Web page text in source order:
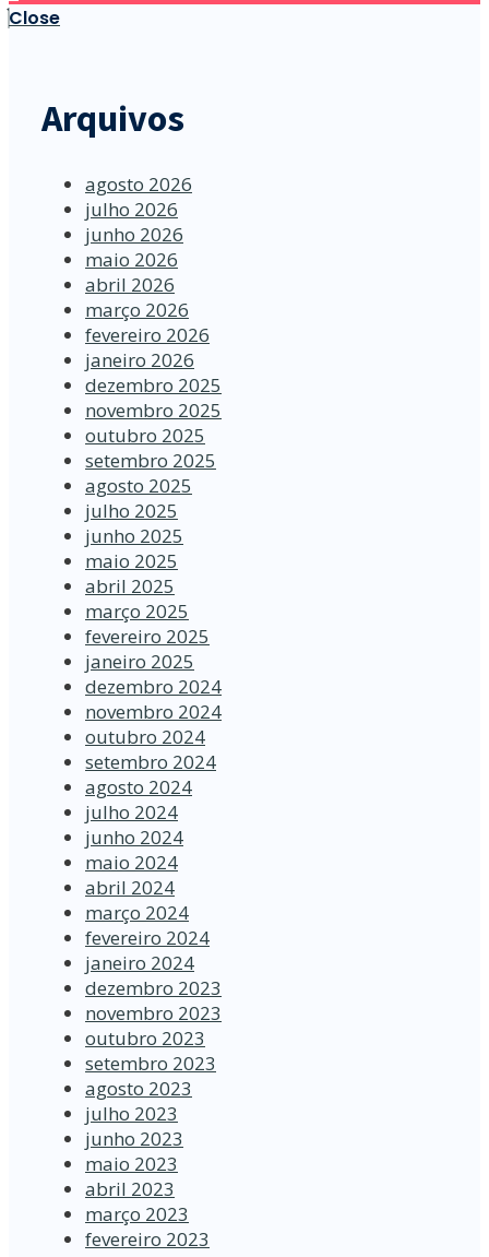
Close
Arquivos
agosto 2026
julho 2026
junho 2026
maio 2026
abril 2026
março 2026
fevereiro 2026
janeiro 2026
dezembro 2025
novembro 2025
outubro 2025
setembro 2025
agosto 2025
julho 2025
junho 2025
maio 2025
abril 2025
março 2025
fevereiro 2025
janeiro 2025
dezembro 2024
novembro 2024
outubro 2024
setembro 2024
agosto 2024
julho 2024
junho 2024
maio 2024
abril 2024
março 2024
fevereiro 2024
janeiro 2024
dezembro 2023
novembro 2023
outubro 2023
setembro 2023
agosto 2023
julho 2023
junho 2023
maio 2023
abril 2023
março 2023
fevereiro 2023